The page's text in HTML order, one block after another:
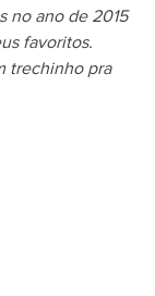
no ano de 2015
favoritos.
trechinho pra